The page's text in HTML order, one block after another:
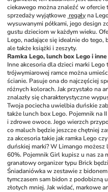
ciekawego można znaleźć w
sprzedaży wyjątkowe regały na
wysuwanymi półkami, jego design
gustu dzieciom w każdym wieku.
Lego, nadające się idealnie do
ale także książki i zeszyty.
Ramka Lego, lunch box Lego i
Inne akcesoria dla dzieci marki
trójwymiarowej ramce można
ścianie. Pasuje ona do najczęściej
różnych kolorach. Jak przystało na
znalazły się charakterystyczne
Twoja pociecha uwielbia duńskie
także lunch box Lego. Pojemnik na
i zdrowe owoce. Jego wierzch
co maluch będzie jeszcze chętniej
za akcesoria takie jak ramka Lego
duńskiej marki? W Limango
60%. Pojemnik Girl kupisz u nas za
granatowy organizer typu Brick
Śniadaniówka w zestawie z
tymczasem sam bidon z podobizną
złotych mniej. Jak widać, markowe